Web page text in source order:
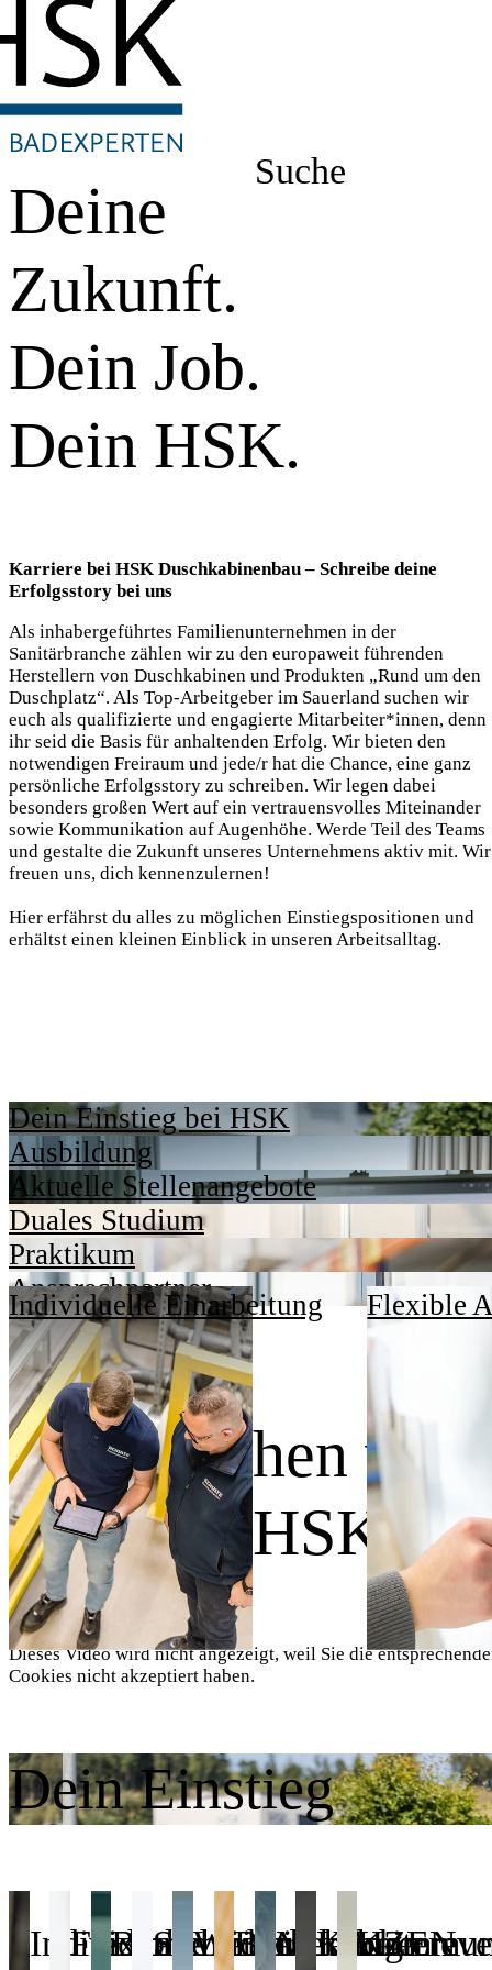
Suche
Deine
Zukunft.
Dein Job.
Dein HSK.
Karriere bei HSK Duschkabinenbau – Schreibe deine
Erfolgsstory bei uns
Als inhabergeführtes Familienunternehmen in der
Sanitärbranche zählen wir zu den europaweit führenden
Herstellern von Duschkabinen und Produkten „Rund um den
Duschplatz“. Als Top-Arbeitgeber im Sauerland suchen wir
euch als qualifizierte und engagierte Mitarbeiter*innen, denn
ihr seid die Basis für anhaltenden Erfolg. Wir bieten den
notwendigen Freiraum und jede/r hat die Chance, eine ganz
persönliche Erfolgsstory zu schreiben. Wir legen dabei
besonders großen Wert auf ein vertrauensvolles Miteinander
sowie Kommunikation auf Augenhöhe. Werde Teil des Teams
und gestalte die Zukunft unseres Unternehmens aktiv mit. Wir
freuen uns, dich kennenzulernen!
Hier erfährst du alles zu möglichen Einstiegspositionen und
erhältst einen kleinen Einblick in unseren Arbeitsalltag.
Dein Einstieg bei HSK
Ausbildung
Aktuelle Stellenangebote
Duales Studium
Praktikum
Ansprechpartner
Dafür stehen wir.
Wir sind HSK.
Dieses Video wird nicht angezeigt, weil Sie die
Cookies nicht akzeptiert haben.
Dein Einstieg
Individuelle Einarbeitung Flexible
Individuelle
Flexible
Betriebliches
Sicherheit
Weiterbildung
Betrieblicher
KAIZEN